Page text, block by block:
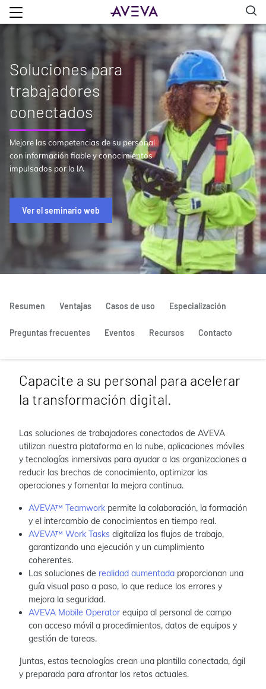
Soluciones para
trabajadores
conectados
Mejore las competencias de su personal
con información fiable y conocimientos
impulsados por la IA
Ver el seminario web
Resumen Ventajas Casos de uso Especialización
Preguntas frecuentes Eventos Recursos Contacto
Capacite a su personal para acelerar
la transformación digital.
Las soluciones de trabajadores conectados de AVEVA
utilizan nuestra plataforma en la nube, aplicaciones móviles
y tecnologías inmersivas para ayudar a las organizaciones a
reducir las brechas de conocimiento, optimizar las
operaciones y fomentar la mejora continua.
AVEVA™ Teamwork permite la colaboración, la formación
y el intercambio de conocimientos en tiempo real.
AVEVA™ Work Tasks digitaliza los flujos de trabajo,
garantizando una ejecución y un cumplimiento
coherentes.
Las soluciones de realidad aumentada proporcionan una
guía visual paso a paso, lo que reduce los errores y
mejora la seguridad.
AVEVA Mobile Operator equipa al personal de campo
con acceso móvil a procedimientos, datos de equipos y
gestión de tareas.
Juntas, estas tecnologías crean una plantilla conectada, ágil
y preparada para afrontar los retos actuales.